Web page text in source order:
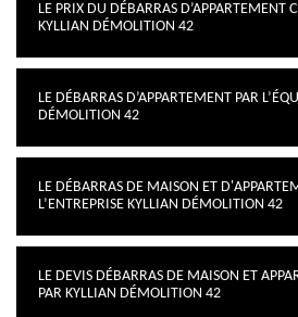
LE PRIX DU DÉBARRAS D’APPARTEMENT
KYLLIAN DÉMOLITION 42
LE DÉBARRAS D’APPARTEMENT PAR
DÉMOLITION 42
LE DÉBARRAS DE MAISON ET
L’ENTREPRISE KYLLIAN DÉMOLITION 42
LE DEVIS DÉBARRAS DE MAISON ET
PAR KYLLIAN DÉMOLITION 42